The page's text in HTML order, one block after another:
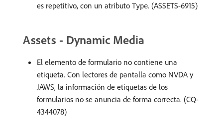
es repetitivo, con un atributo Type. (ASSETS-6915)
Assets - Dynamic Media
El elemento de formulario no contiene una
etiqueta. Con lectores de pantalla como NVDA y
JAWS, la información de etiquetas de los
formularios no se anuncia de forma correcta. (CQ-
4344078)